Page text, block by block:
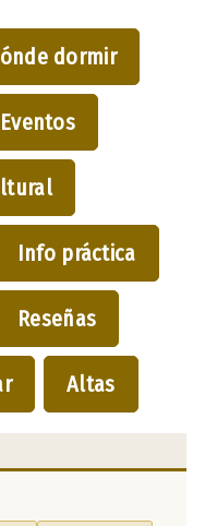
dormir
Eventos
Info práctica
Reseñas
Altas